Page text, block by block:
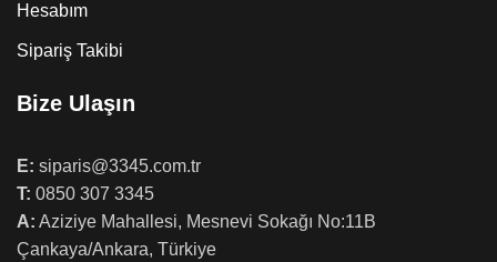
Hesabım
Sipariş Takibi
Bize Ulaşın
E: siparis@3345.com.tr
T: 0850 307 3345
A: Aziziye Mahallesi, Mesnevi Sokağı No:11B
Çankaya/Ankara, Türkiye